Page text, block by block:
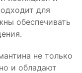
для
обеспечивать
не только
и обладают